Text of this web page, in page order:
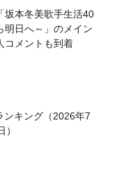
坂本冬美歌手生活40
明日へ～」のメイン
メントも到着
ンキング（2026年7